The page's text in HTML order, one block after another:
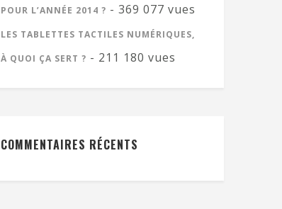
POUR L’ANNÉE 2014 ? - 369 077 vues
LES TABLETTES TACTILES NUMÉRIQUES,
À QUOI ÇA SERT ? - 211 180 vues
COMMENTAIRES RÉCENTS